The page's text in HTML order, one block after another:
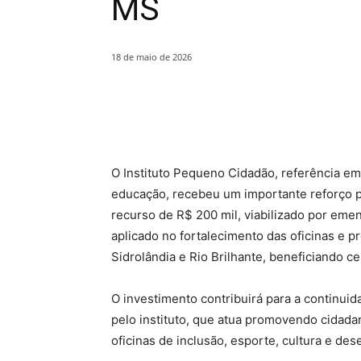
MS
18 de maio de 2026
O Instituto Pequeno Cidadão, referência
educação, recebeu um importante reforço
recurso de R$ 200 mil, viabilizado por
aplicado no fortalecimento das oficinas e
Sidrolândia e Rio Brilhante, beneficiando
O investimento contribuirá para a
pelo instituto, que atua promovendo
oficinas de inclusão, esporte, cultura e